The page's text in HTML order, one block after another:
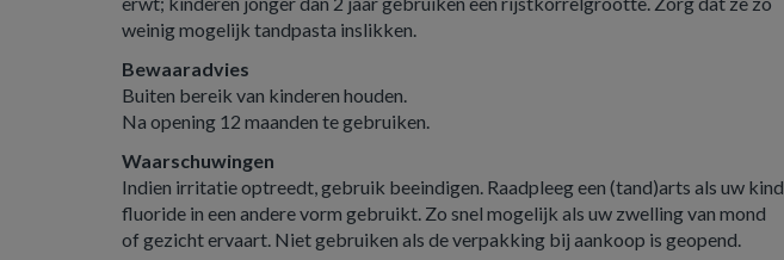
weinig mogelijk tandpasta inslikken.
Bewaaradvies
Buiten bereik van kinderen houden.
Na opening 12 maanden te gebruiken.
Waarschuwingen
Indien irritatie optreedt, gebruik beeindigen. Raadpleeg een (tand)arts als uw kind
fluoride in een andere vorm gebruikt. Zo snel mogelijk als uw zwelling van mond
of gezicht ervaart. Niet gebruiken als de verpakking bij aankoop is geopend.